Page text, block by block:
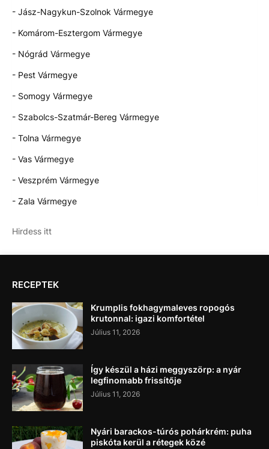
- Jász-Nagykun-Szolnok Vármegye
- Komárom-Esztergom Vármegye
- Nógrád Vármegye
- Pest Vármegye
- Somogy Vármegye
- Szabolcs-Szatmár-Bereg Vármegye
- Tolna Vármegye
- Vas Vármegye
- Veszprém Vármegye
- Zala Vármegye
Hirdess itt
RECEPTEK
Krumplis fokhagymaleves ropogós
krutonnal: igazi komfortétel
Július 11, 2026
Így készül a házi meggyszörp: a nyár
legfinomabb frissítője
Július 11, 2026
Nyári barackos-túrós pohárkrém: puha
piskóta kerül a rétegek közé